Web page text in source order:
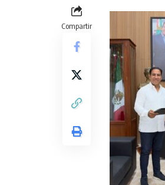
Compartir